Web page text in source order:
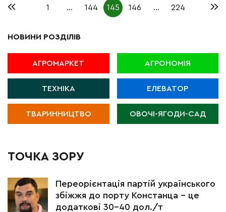
1 … 144 145 146 … 224
НОВИНИ РОЗДІЛІВ
АГРОМАРКЕТ АГРОНОМІЯ
ТЕХНІКА ЕЛЕВАТОР
ТВАРИННИЦТВО ОВОЧІ-ЯГОДИ-САД
ТОЧКА ЗОРУ
Переорієнтація партій українського
збіжжя до порту Констанца – це
додаткові 30-40 дол./т